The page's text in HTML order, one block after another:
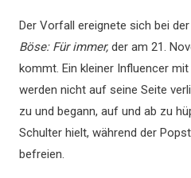
Der Vorfall ereignete sich bei
Böse: Für immer, der am 21.
kommt. Ein kleiner Influencer
werden nicht auf seine Seite
zu und begann, auf und ab zu
Schulter hielt, während der
befreien.